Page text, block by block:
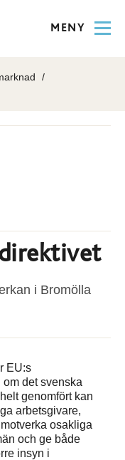
MENY
i Bromölla
EU:s
om det svenska
genomfört kan
arbetsgivare,
osakliga
och ge både
insyn i